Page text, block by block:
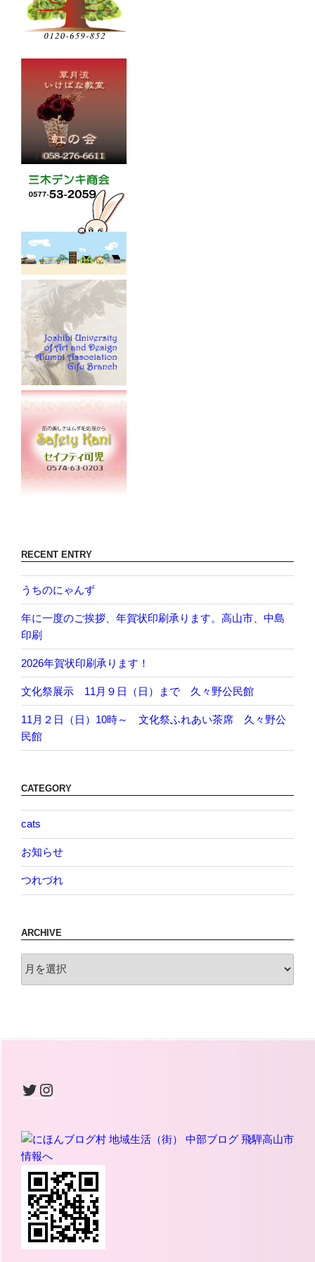
RECENT ENTRY
うちのにゃんず
年に一度のご挨拶、年賀状印刷承ります。高山市、中島
印刷
2026年賀状印刷承ります！
文化祭展示 11月９日（日）まで 久々野公民館
11月２日（日）10時～ 文化祭ふれあい茶席 久々野公
民館
CATEGORY
cats
お知らせ
つれづれ
ARCHIVE
Twitter
Instagram